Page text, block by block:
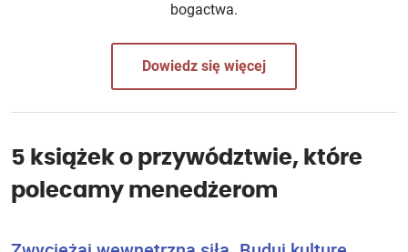
bogactwa.
Dowiedz się więcej
5 książek o przywództwie, które
polecamy menedżerom